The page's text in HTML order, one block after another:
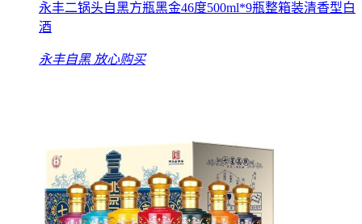
永丰二锅头自黑方瓶黑金46度500ml*9瓶整箱装清香型白
酒
永丰自黑 放心购买